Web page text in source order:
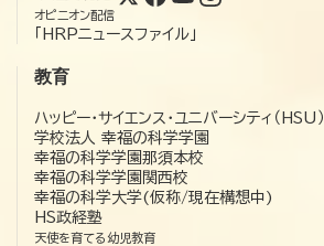
オピニオン配信
「HRPニュースファイル」
教育
ハッピー・サイエンス・ユニバーシティ（HSU）
学校法人 幸福の科学学園
幸福の科学学園那須本校
幸福の科学学園関西校
幸福の科学大学(仮称/現在構想中)
HS政経塾
天使を育てる幼児教育